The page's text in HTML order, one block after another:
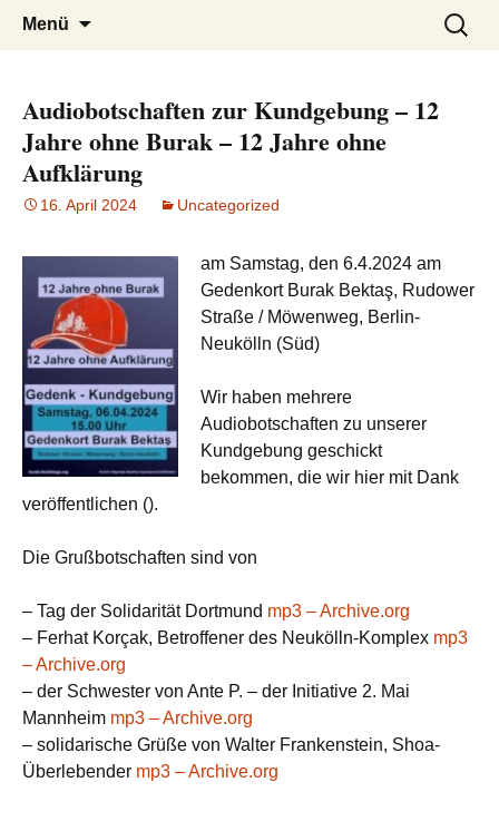
burak
Menü
Suchen
nach:
Audiobotschaften zur Kundgebung – 12
Jahre ohne Burak – 12 Jahre ohne
Aufklärung
16. April 2024 Uncategorized
am Samstag, den 6.4.2024 am
Gedenkort Burak Bektaş, Rudower
Straße / Möwenweg, Berlin-
Neukölln (Süd)
Wir haben mehrere
Audiobotschaften zu unserer
Kundgebung geschickt
bekommen, die wir hier mit Dank
veröffentlichen ().
Die Grußbotschaften sind von
– Tag der Solidarität Dortmund mp3 – Archive.org
– Ferhat Korçak, Betroffener des Neukölln-Komplex mp3
– Archive.org
– der Schwester von Ante P. – der Initiative 2. Mai
Mannheim mp3 – Archive.org
– solidarische Grüße von Walter Frankenstein, Shoa-
Überlebender mp3 – Archive.org